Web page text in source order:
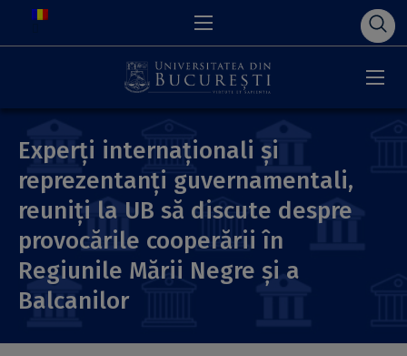
Experți internaționali și
reprezentanți guvernamentali,
reuniți la UB să discute despre
provocările cooperării în
Regiunile Mării Negre și a
Balcanilor